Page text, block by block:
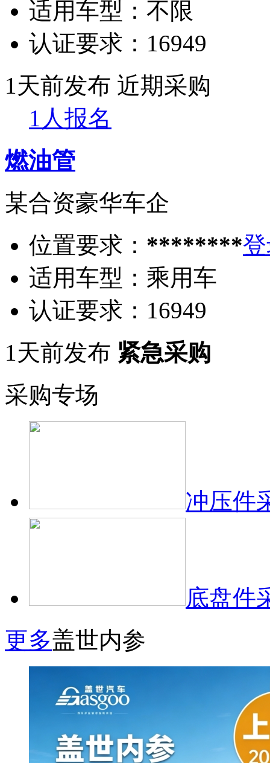
适用车型： 不限
认证要求： 16949
1天前发布 近期采购
1人报名
燃油管
某合资豪华车企
位置要求： ********
适用车型： 乘用车
认证要求： 16949
1天前发布 紧急采购
采购专场
冲压件
底盘件
更多盖世内参